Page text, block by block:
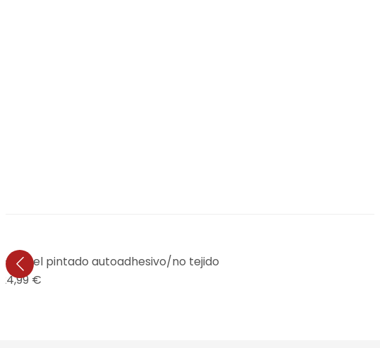
Papel pintado autoadhesivo/no tejido
24,99 €